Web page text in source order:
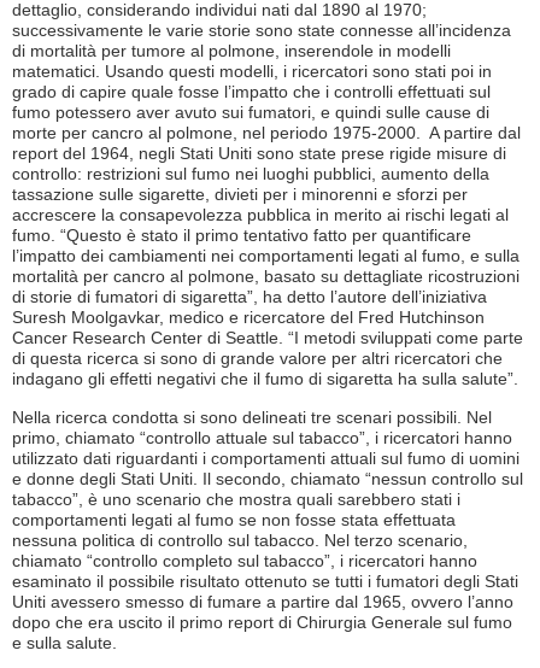
dettaglio, considerando individui nati dal 1890 al 1970;
successivamente le varie storie sono state connesse all’incidenza
di mortalità per tumore al polmone, inserendole in modelli
matematici. Usando questi modelli, i ricercatori sono stati poi in
grado di capire quale fosse l’impatto che i controlli effettuati sul
fumo potessero aver avuto sui fumatori, e quindi sulle cause di
morte per cancro al polmone, nel periodo 1975-2000. A partire dal
report del 1964, negli Stati Uniti sono state prese rigide misure di
controllo: restrizioni sul fumo nei luoghi pubblici, aumento della
tassazione sulle sigarette, divieti per i minorenni e sforzi per
accrescere la consapevolezza pubblica in merito ai rischi legati al
fumo. “Questo è stato il primo tentativo fatto per quantificare
l’impatto dei cambiamenti nei comportamenti legati al fumo, e sulla
mortalità per cancro al polmone, basato su dettagliate ricostruzioni
di storie di fumatori di sigaretta”, ha detto l’autore dell’iniziativa
Suresh Moolgavkar, medico e ricercatore del Fred Hutchinson
Cancer Research Center di Seattle. “I metodi sviluppati come parte
di questa ricerca si sono di grande valore per altri ricercatori che
indagano gli effetti negativi che il fumo di sigaretta ha sulla salute”.
Nella ricerca condotta si sono delineati tre scenari possibili. Nel
primo, chiamato “controllo attuale sul tabacco”, i ricercatori hanno
utilizzato dati riguardanti i comportamenti attuali sul fumo di uomini
e donne degli Stati Uniti. Il secondo, chiamato “nessun controllo sul
tabacco”, è uno scenario che mostra quali sarebbero stati i
comportamenti legati al fumo se non fosse stata effettuata
nessuna politica di controllo sul tabacco. Nel terzo scenario,
chiamato “controllo completo sul tabacco”, i ricercatori hanno
esaminato il possibile risultato ottenuto se tutti i fumatori degli Stati
Uniti avessero smesso di fumare a partire dal 1965, ovvero l’anno
dopo che era uscito il primo report di Chirurgia Generale sul fumo
e sulla salute.